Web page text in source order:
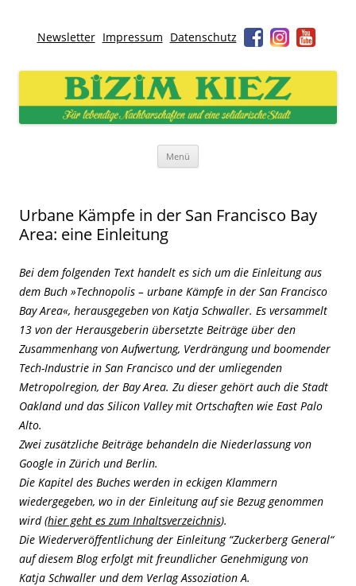
Newsletter Impressum Datenschutz
Bizim Kiez – Unser Kiez
Für lebendige Nachbarschaften und eine solidarische Stadt
Menü
Urbane Kämpfe in der San Francisco Bay
Area: eine Einleitung
Bei dem folgenden Text handelt es sich um die Einleitung aus
dem Buch »Technopolis – urbane Kämpfe in der San Francisco
Bay Area«, herausgegeben von Katja Schwaller. Es versammelt
13 von der Herausgeberin übersetzte Beiträge über den
Zusammenhang von Aufwertung, Verdrängung und boomender
Tech-Industrie in San Francisco und der umliegenden
Metropolregion, der Bay Area. Zu dieser gehört auch die Stadt
Oakland und das Silicon Valley mit Ortschaften wie East Palo
Alto.
Zweizusätzliche Beiträge behandeln die Niederlassung von
Google in Zürich und Berlin.
Die Kapitel des Buches werden in eckigen Klammern
wiedergegeben, wo in der Einleitung auf sie Bezug genommen
wird (hier geht es zum Inhaltsverzeichnis).
Die Wiederveröffentlichung der Einleitung “Zuckerberg General“
auf diesem Blog erfolgt mit freundlicher Genehmigung von
Katja Schwaller und dem Verlag Assoziation A.